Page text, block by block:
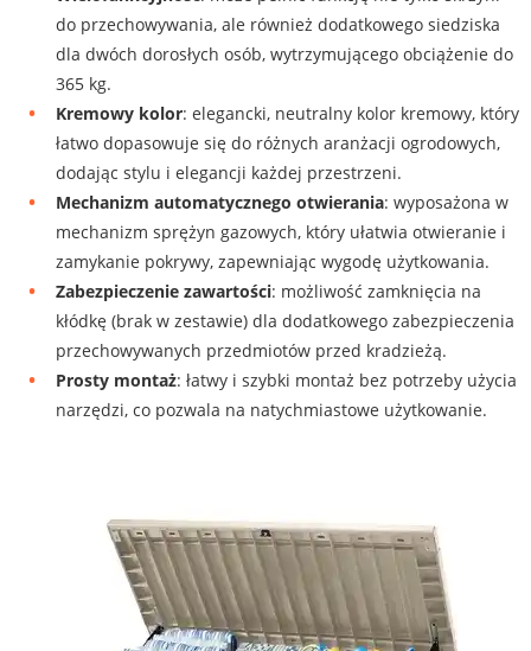
do przechowywania, ale również dodatkowego siedziska
dla dwóch dorosłych osób, wytrzymującego obciążenie do
365 kg.
Kremowy kolor: elegancki, neutralny kolor kremowy, który
łatwo dopasowuje się do różnych aranżacji ogrodowych,
dodając stylu i elegancji każdej przestrzeni.
Mechanizm automatycznego otwierania: wyposażona w
mechanizm sprężyn gazowych, który ułatwia otwieranie i
zamykanie pokrywy, zapewniając wygodę użytkowania.
Zabezpieczenie zawartości: możliwość zamknięcia na
kłódkę (brak w zestawie) dla dodatkowego zabezpieczenia
przechowywanych przedmiotów przed kradzieżą.
Prosty montaż: łatwy i szybki montaż bez potrzeby użycia
narzędzi, co pozwala na natychmiastowe użytkowanie.